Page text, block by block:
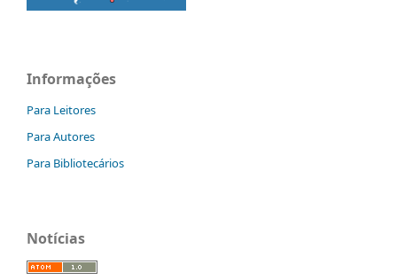
Informações
Para Leitores
Para Autores
Para Bibliotecários
Notícias